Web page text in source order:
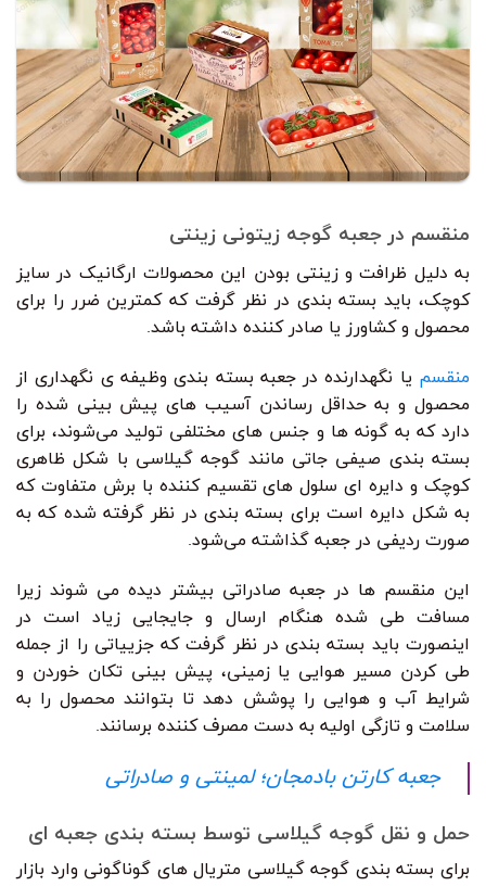
منقسم در جعبه گوجه زیتونی زینتی
به دلیل ظرافت و زینتی بودن این محصولات ارگانیک در سایز
کوچک، باید بسته بندی در نظر گرفت که کمترین ضرر را برای
محصول و کشاورز یا صادر کننده داشته باشد.
منقسم یا نگهدارنده در جعبه بسته بندی وظیفه ی نگهداری از
محصول و به حداقل رساندن آسیب های پیش بینی شده را
دارد که به گونه ها و جنس های مختلفی تولید می‌شوند، برای
بسته بندی صیفی جاتی مانند گوجه گیلاسی با شکل ظاهری
کوچک و دایره ای سلول های تقسیم کننده با برش متفاوت که
به شکل دایره است برای بسته بندی در نظر گرفته شده که به
صورت ردیفی در جعبه گذاشته می‌شود.
این منقسم ها در جعبه صادراتی بیشتر دیده می شوند زیرا
مسافت طی شده هنگام ارسال و جایجایی زیاد است در
اینصورت باید بسته بندی در نظر گرفت که جزییاتی را از جمله
طی کردن مسیر هوایی یا زمینی، پیش بینی تکان خوردن و
شرایط آب و هوایی را پوشش دهد تا بتوانند محصول را به
سلامت و تازگی اولیه به دست مصرف کننده برسانند.
جعبه کارتن بادمجان؛ لمینتی و صادراتی
حمل و نقل گوجه گیلاسی توسط بسته بندی جعبه ای
برای بسته بندی گوجه گیلاسی متریال های گوناگونی وارد بازار